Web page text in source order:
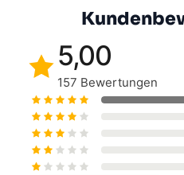
5,00
157 Bewertungen